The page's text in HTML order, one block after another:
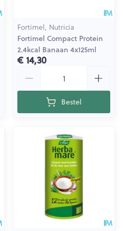
Fortimel, Nutricia
Fortimel Compact Protein
2.4kcal Banaan 4x125ml
€ 14,30
Bestel